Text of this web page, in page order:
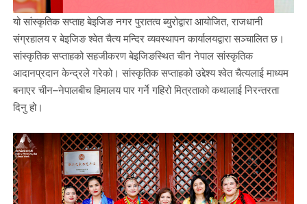
यो सांस्कृतिक सप्ताह बेइजिङ नगर पुरातत्व ब्युरोद्वारा आयोजित, राजधानी
संग्रहालय र बेइजिङ श्वेत चैत्य मन्दिर व्यवस्थापन कार्यालयद्वारा सञ्चालित छ।
सांस्कृतिक सप्ताहको सहजीकरण बेइजिङस्थित चीन नेपाल सांस्कृतिक
आदानप्रदान केन्द्रले गरेको। सांस्कृतिक सप्ताहको उद्देश्य श्वेत चैत्यलाई माध्यम
बनाएर चीन–नेपालबीच हिमालय पार गर्ने गहिरो मित्रताको कथालाई निरन्तरता
दिनु हो।